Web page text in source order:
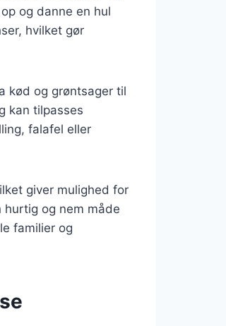
og danne en hul
hvilket gør
kød og grøntsager til
kan tilpasses
falafel eller
giver mulighed for
og nem måde
familier og